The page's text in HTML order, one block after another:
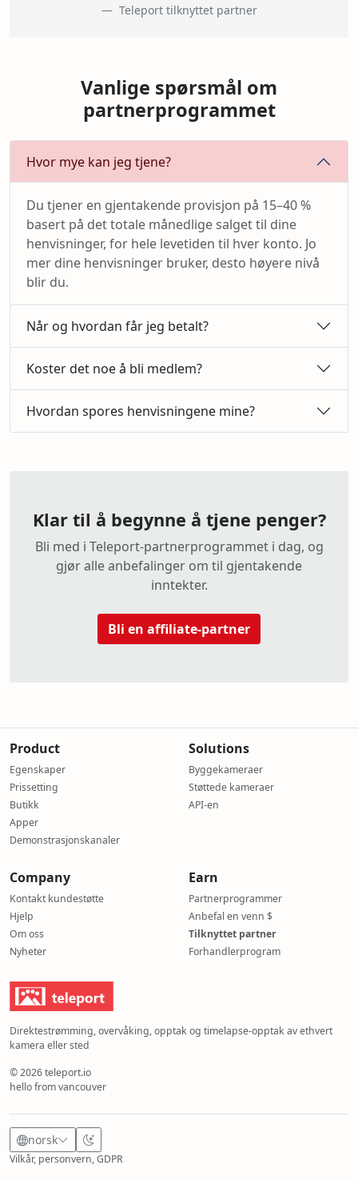
Teleport tilknyttet partner
Vanlige spørsmål om
partnerprogrammet
Hvor mye kan jeg tjene?
Du tjener en gjentakende provisjon på 15–40 %
basert på det totale månedlige salget til dine
henvisninger, for hele levetiden til hver konto. Jo
mer dine henvisninger bruker, desto høyere nivå
blir du.
Når og hvordan får jeg betalt?
Koster det noe å bli medlem?
Hvordan spores henvisningene mine?
Klar til å begynne å tjene penger?
Bli med i Teleport-partnerprogrammet i dag, og
gjør alle anbefalinger om til gjentakende
inntekter.
Bli en affiliate-partner
Product
Egenskaper
Prissetting
Butikk
Apper
Demonstrasjonskanaler
Solutions
Byggekameraer
Støttede kameraer
API-en
Company
Kontakt kundestøtte
Hjelp
Om oss
Nyheter
Earn
Partnerprogrammer
Anbefal en venn $
Tilknyttet partner
Forhandlerprogram
Direktestrømming, overvåking, opptak og timelapse-opptak av ethvert
kamera eller sted
© 2026 teleport.io
hello from vancouver
norsk
Vilkår, personvern, GDPR